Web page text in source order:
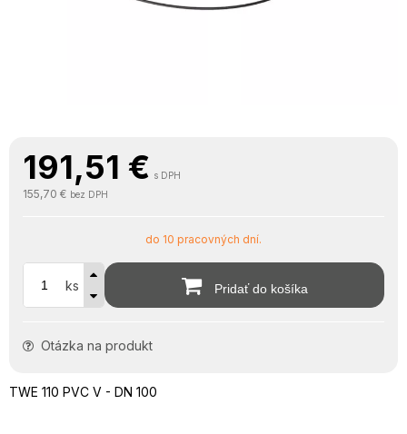
191,51 € s DPH
155,70 € bez DPH
do 10 pracovných dní.
ks Pridať do košíka
Otázka na produkt
TWE 110 PVC V - DN 100